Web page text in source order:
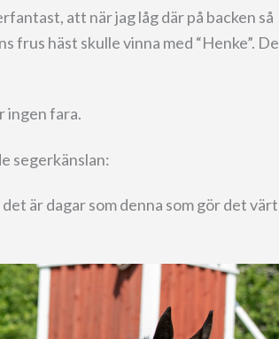
att när jag låg där på backen så
frus häst skulle vinna med “Henke”. De
ingen fara.
segerkänslan:
är dagar som denna som gör det värt